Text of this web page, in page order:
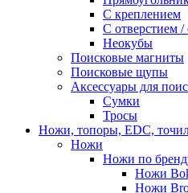
С креплением
С отверстием /
Неокубы
Поисковые магниты
Поисковые щупы
Аксессуары для
Сумки
Тросы
Ножи, топоры, EDC,
Ножи
Ножи по
Ножи
Ножи